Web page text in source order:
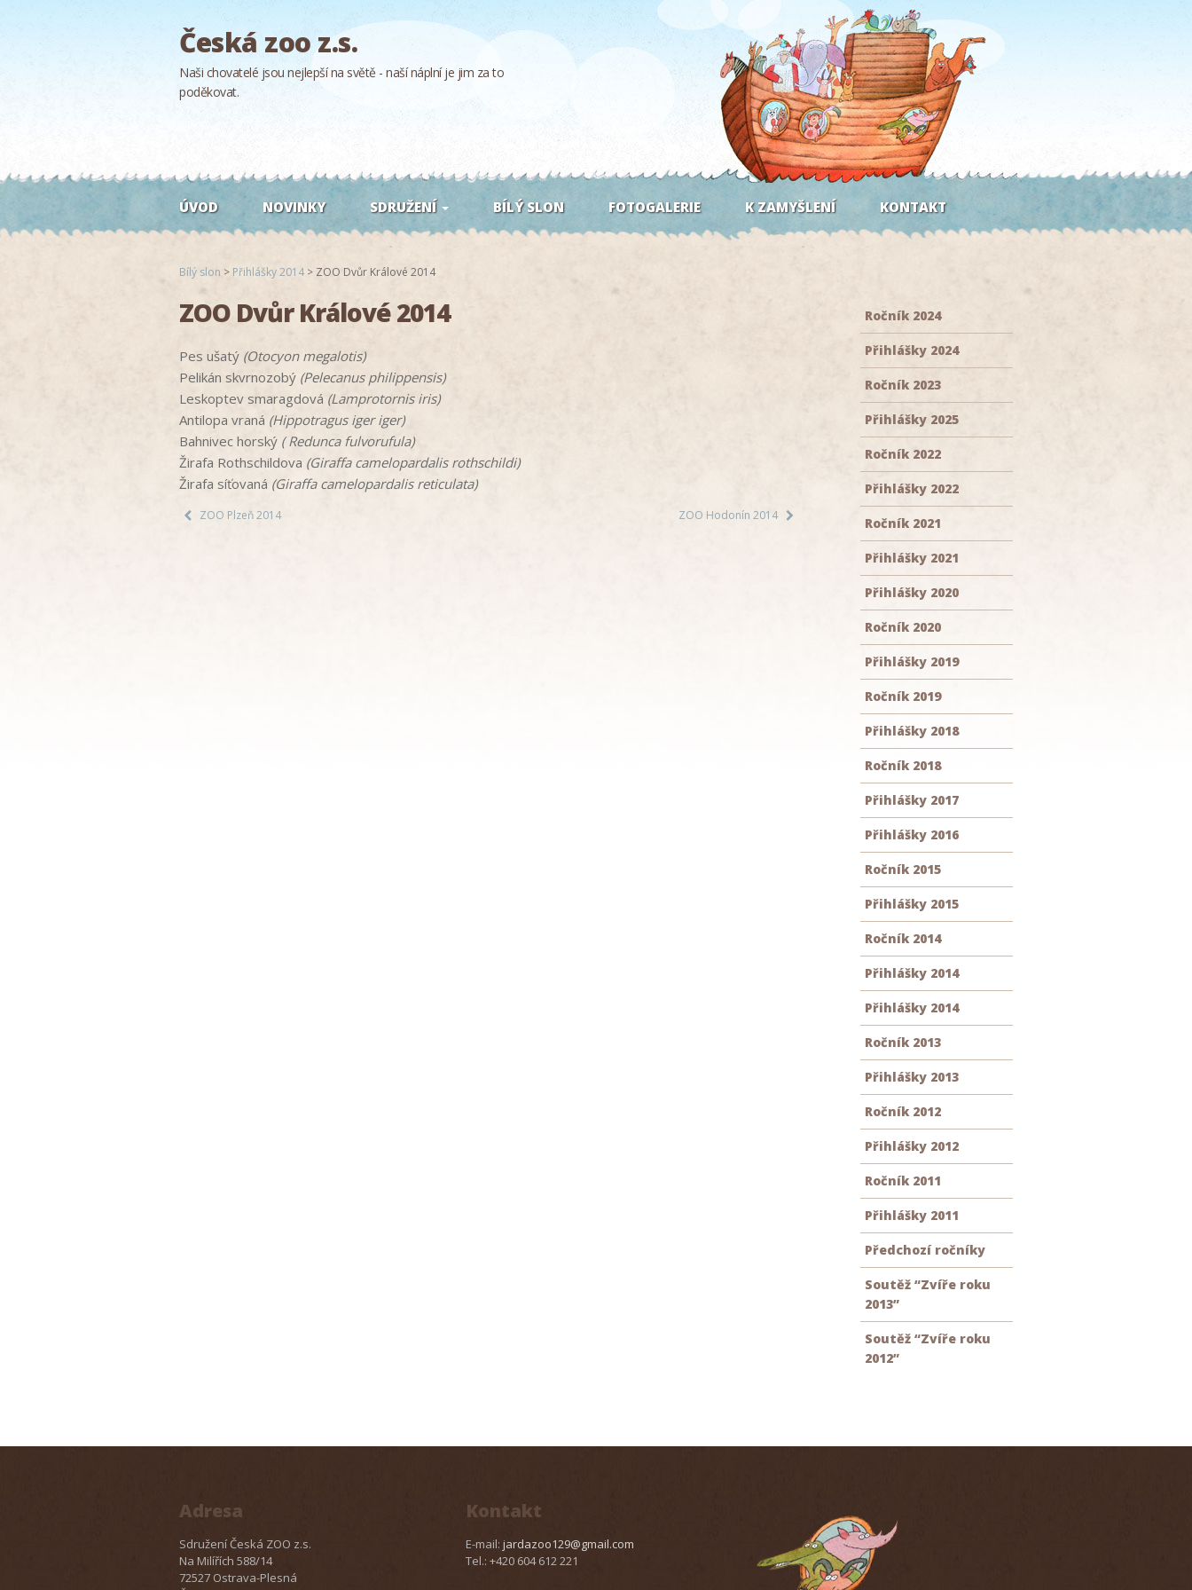
Česká zoo z.s.
Naši chovatelé jsou nejlepší na světě - naší náplní je jim za to
poděkovat.
ÚVOD NOVINKY SDRUŽENÍ BÍLÝ SLON FOTOGALERIE K ZAMYŠLENÍ KONTAKT
Bílý slon > Přihlášky 2014 > ZOO Dvůr Králové 2014
ZOO Dvůr Králové 2014
Pes ušatý (Otocyon megalotis)
Pelikán skvrnozobý (Pelecanus philippensis)
Leskoptev smaragdová (Lamprotornis iris)
Antilopa vraná (Hippotragus iger iger)
Bahnivec horský ( Redunca fulvorufula)
Žirafa Rothschildova (Giraffa camelopardalis rothschildi)
Žirafa síťovaná (Giraffa camelopardalis reticulata)
ZOO Plzeň 2014 ZOO Hodonín 2014
Ročník 2024
Přihlášky 2024
Ročník 2023
Přihlášky 2025
Ročník 2022
Přihlášky 2022
Ročník 2021
Přihlášky 2021
Přihlášky 2020
Ročník 2020
Přihlášky 2019
Ročník 2019
Přihlášky 2018
Ročník 2018
Přihlášky 2017
Přihlášky 2016
Ročník 2015
Přihlášky 2015
Ročník 2014
Přihlášky 2014
Přihlášky 2014
Ročník 2013
Přihlášky 2013
Ročník 2012
Přihlášky 2012
Ročník 2011
Přihlášky 2011
Předchozí ročníky
Soutěž “Zvíře roku
2013”
Soutěž “Zvíře roku
2012”
Adresa
Sdružení Česká ZOO z.s.
Na Milířích 588/14
72527 Ostrava-Plesná
Kontakt
E-mail:jardazoo129@gmail.com
Tel.: +420 604 612 221